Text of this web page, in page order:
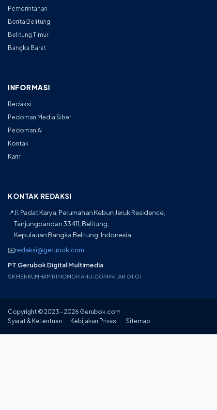
Pemerintahan
Berita Belitung
Belitung Timur
Bangka Barat
INFORMASI
Redaksi
Pedoman Media Siber
Pedoman AI
Kontak
Karir
KONTAK REDAKSI
📍Jl. Padat Karya, Perumahan Kebun Jeruk Residence,
Tanjungpandan 33411, Belitung,
Kepulauan Bangka Belitung, Indonesia
✉️redaksi@gerubok.com
PT Gerubok Digital Multimedia
SK MENKUMHAM RI NOMOR AHU-0074941.AH.01.01
Copyright © 2023 - 2026 Gerubok.com
Syarat & Ketentuan
Kebijakan Privasi Sitemap